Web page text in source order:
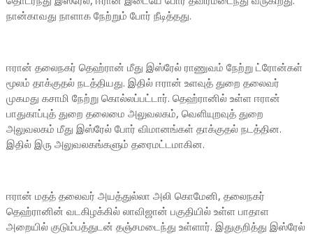
நான்காவது நாளாக நேற்றும் போர் நீடித்தது.
ஈரான் தலைநகர் தெஹ்ரான் மீது இஸ்ரேல் ராணுவம் நேற்று ட்ரோன்கள்
மூலம் தாக்குதல் நடத்தியது. இதில் ஈரான் உளவுத் துறை தலைவர்
முகமது கசாமி நேற்று கொல்லப்பட்டார். தெஹ்ரானில் உள்ள ஈரான்
பாதுகாப்புத் துறை தலைமை அலுவலகம், வெளியுறவுத் துறை
அலுவலகம் மீது இஸ்ரேல் போர் விமானங்கள் தாக்குதல் நடத்தின.
இதில் இரு அலுவலகங்களும் தரைமட்டமாகின.
ஈரான் மதத் தலைவர் அயத்துல்லா அலி கொமேனி, தலைநகர்
தெஹ்ரானின் வடகிழக்கில் லாவிஜான் பகுதியில் உள்ள பாதாள
அறையில் குடும்பத்துடன் தஞ்சமடைந்து உள்ளார். இதுகுறித்து இஸ்ரேல்